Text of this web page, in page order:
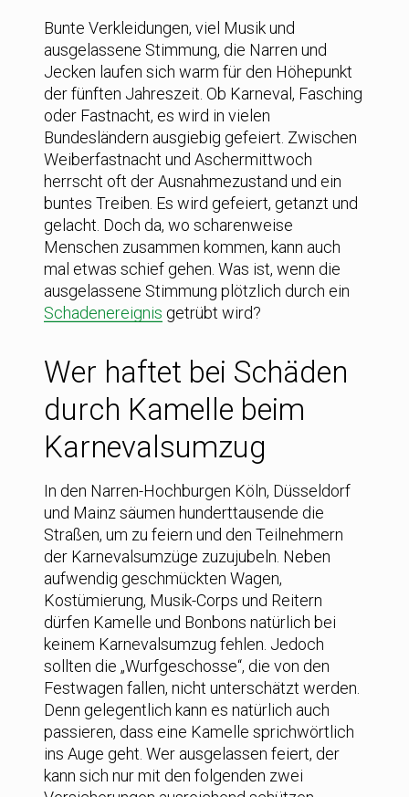
Bunte Verkleidungen, viel Musik und
ausgelassene Stimmung, die Narren und
Jecken laufen sich warm für den Höhepunkt
der fünften Jahreszeit. Ob Karneval, Fasching
oder Fastnacht, es wird in vielen
Bundesländern ausgiebig gefeiert. Zwischen
Weiberfastnacht und Aschermittwoch
herrscht oft der Ausnahmezustand und ein
buntes Treiben. Es wird gefeiert, getanzt und
gelacht. Doch da, wo scharenweise
Menschen zusammen kommen, kann auch
mal etwas schief gehen. Was ist, wenn die
ausgelassene Stimmung plötzlich durch ein
Schadenereignis getrübt wird?
Wer haftet bei Schäden
durch Kamelle beim
Karnevalsumzug
In den Narren-Hochburgen Köln, Düsseldorf
und Mainz säumen hunderttausende die
Straßen, um zu feiern und den Teilnehmern
der Karnevalsumzüge zuzujubeln. Neben
aufwendig geschmückten Wagen,
Kostümierung, Musik-Corps und Reitern
dürfen Kamelle und Bonbons natürlich bei
keinem Karnevalsumzug fehlen. Jedoch
sollten die „Wurfgeschosse“, die von den
Festwagen fallen, nicht unterschätzt werden.
Denn gelegentlich kann es natürlich auch
passieren, dass eine Kamelle sprichwörtlich
ins Auge geht. Wer ausgelassen feiert, der
kann sich nur mit den folgenden zwei